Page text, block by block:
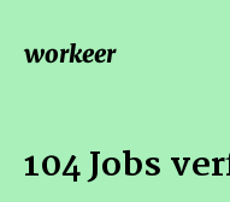
workeer
104 Jobs